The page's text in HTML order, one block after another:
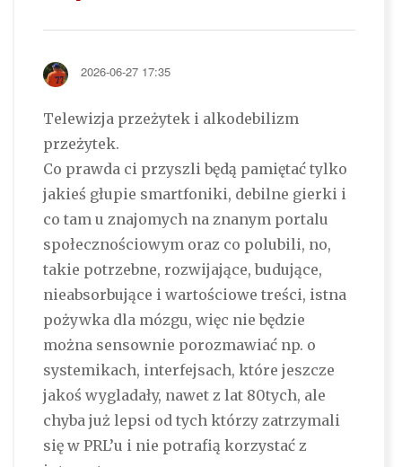
2026-06-27 17:35
Telewizja przeżytek i alkodebilizm
przeżytek.
Co prawda ci przyszli będą pamiętać tylko
jakieś głupie smartfoniki, debilne gierki i
co tam u znajomych na znanym portalu
społecznościowym oraz co polubili, no,
takie potrzebne, rozwijające, budujące,
nieabsorbujące i wartościowe treści, istna
pożywka dla mózgu, więc nie będzie
można sensownie porozmawiać np. o
systemikach, interfejsach, które jeszcze
jakoś wygladały, nawet z lat 80tych, ale
chyba już lepsi od tych którzy zatrzymali
się w PRL’u i nie potrafią korzystać z